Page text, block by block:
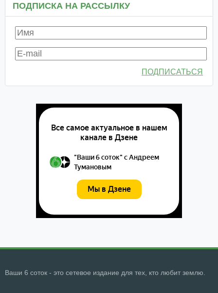
ПОДПИСКА НА РАССЫЛКУ
ПОДПИСАТЬСЯ
Ваши 6 соток - это сетевое издание для тех, кто любит землю.